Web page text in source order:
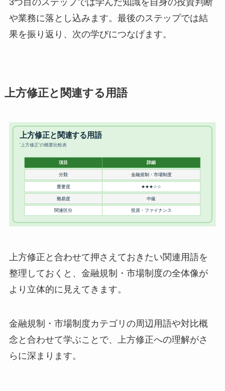
3つ目のステップでは学んだ知識を自身の投資判断
や業務に落とし込みます。最後のステップでは結
果を振り返り、次の学びにつなげます。
上方修正と関連する用語
上方修正と合わせて押さえておきたい関連用語を
整理しておくと、金融規制・市場制度の全体像が
より立体的に見えてきます。
金融規制・市場制度カテゴリの周辺用語や対比概
念と合わせて学ぶことで、上方修正への理解がさ
らに深まります。